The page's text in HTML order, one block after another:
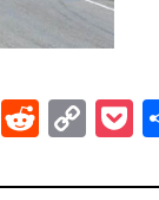
LinkedIn
Reddit